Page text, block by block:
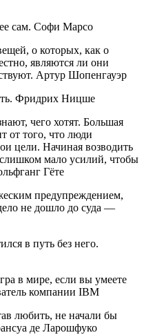
сам. Софи Марсо
о которых, как о
являются ли они
Артур Шопенгауэр
Фридрих Ницше
чего хотят. Большая
от того, что люди
цели. Начиная возводить
мало усилий, чтобы
Гёте
предупреждением,
не дошло до суда —
в путь без него.
в мире, если вы умеете
компании IBM
любить, не начали бы
де Ларошфуко